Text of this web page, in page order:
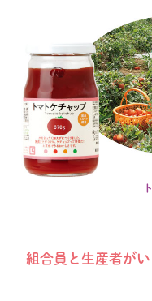
組合員と生産者が